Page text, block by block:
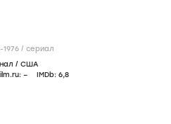
1976 / сериал
/ США
– IMDb: 6,8